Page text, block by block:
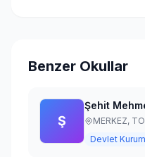
Benzer Okullar
Ş
Şehit
MERKEZ,
Devlet